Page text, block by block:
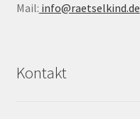
Mail: info@raetselkind.de
Kontakt